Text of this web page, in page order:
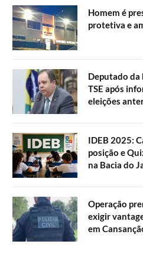
Homem é
protetiva e
Deputado da
TSE após
eleições
IDEB 2025:
posição e
na Bacia do
Operação
exigir
em